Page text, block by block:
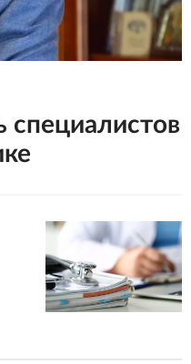
специалистов